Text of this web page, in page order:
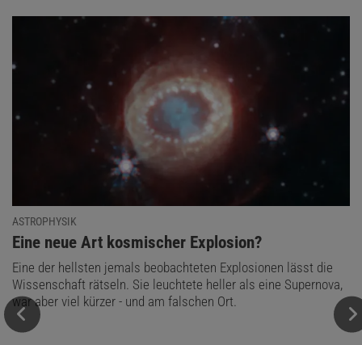
ASTROPHYSIK
:
Eine neue Art kosmischer Explosion?
Eine der hellsten jemals beobachteten Explosionen lässt die
Wissenschaft rätseln. Sie leuchtete heller als eine Supernova,
war aber viel kürzer - und am falschen Ort.